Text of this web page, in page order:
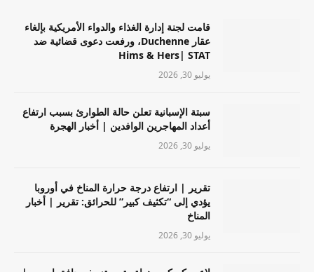
قامت لجنة إدارة الغذاء والدواء الأمريكية بإلغاء
عقار Duchenne، ورفعت دعوى قضائية ضد
Hims & Hers| STAT
يوليو 30, 2026
سبتة الإسبانية تعلن حالة الطوارئ بسبب ارتفاع
أعداد المهاجرين الوافدين | أخبار الهجرة
يوليو 30, 2026
تقرير | ارتفاع درجة حرارة المناخ في أوروبا
يؤدي إلى “تكثيف كبير” للحرائق: تقرير | أخبار
المناخ
يوليو 30, 2026